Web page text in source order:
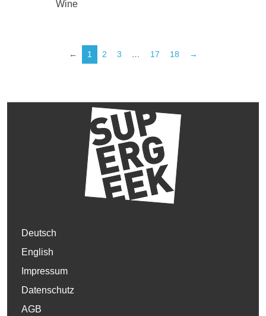
Wine
← 1 2 3 … 17 18 →
Deutsch
English
Impressum
Datenschutz
AGB